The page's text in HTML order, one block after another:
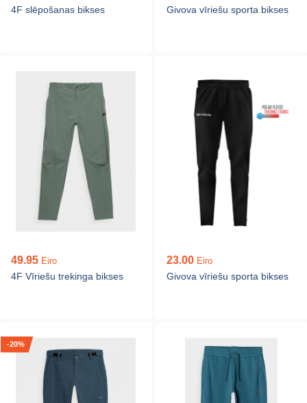
4F slēpošanas bikses Givova vīriešu sporta bikses
49.95 Eiro
4F Vīriešu trekinga bikses
23.00 Eiro
Givova vīriešu sporta bikses
-20%